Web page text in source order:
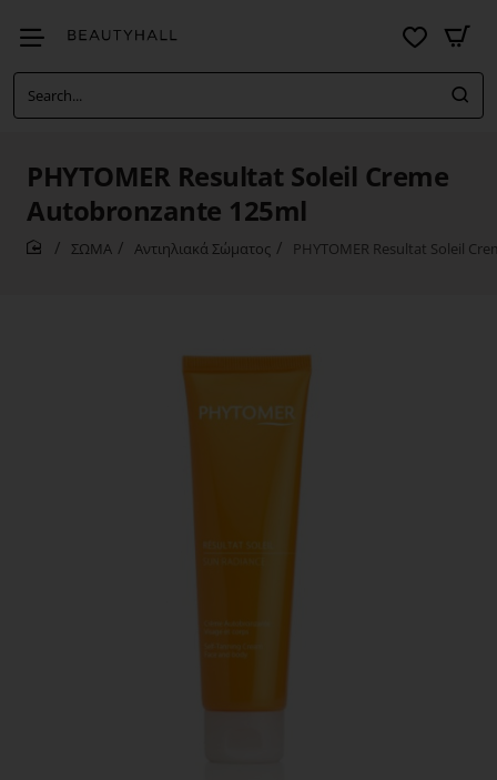
Search...
PHYTOMER Resultat Soleil Creme
Autobronzante 125ml
ΣΩΜΑ Αντιηλιακά Σώματος PHYTOMER Resultat Soleil